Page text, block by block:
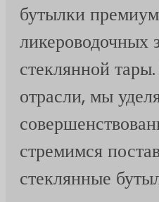
бутылки
ликероводочных
стеклянной
отрасли, мы
стремимся
стеклянные